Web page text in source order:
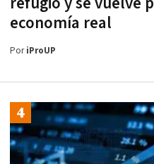
economía real
PoriProUP